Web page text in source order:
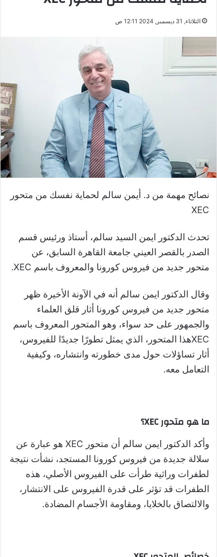
الثلاثاء, 31 ديسمبر, 2024 12:11 ص
نصائح مهمة من د. أيمن سالم لحماية نفسك من متحور
XEC
تحدث الدكتور ايمن السيد سالم، أستاذ ورئيس قسم
الصدر بالقصر العيني جامعة القاهرة السابق، عن
متحور جديد من فيروس كورونا والمعروف باسم XEC.
وقال الدكتور ايمن سالم أنه في الآونة الأخيرة ظهر
متحور جديد من فيروس كورونا أثار قلق العلماء
والجمهور على حد سواء، وهو المتحور المعروف باسم
XECهذا المتحور، الذي يمثل تطورًا جديدًا للفيروس،
أثار تساؤلات حول مدى خطورته وانتشاره، وكيفية
التعامل معه.
ما هو متحور XEC؟
وأكد الدكتور ايمن سالم أن متحور XEC هو عبارة عن
سلالة جديدة من فيروس كورونا المستجد، نشأت نتيجة
لطفرات وراثية طرأت على الفيروس الأصلي، هذه
الطفرات قد تؤثر على قدرة الفيروس على الانتشار،
والالتصاق بالخلايا، ومقاومة الأجسام المضادة.